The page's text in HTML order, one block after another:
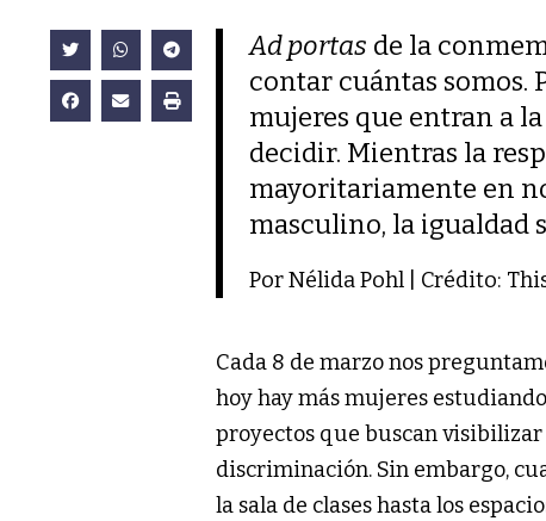
Ad portas de la
contar cuántas somos.
mujeres que entran a
decidir. Mientras la
mayoritariamente en
masculino, la igualdad
Por Nélida Pohl | Crédito:
Cada 8 de marzo nos
hoy hay más mujeres
proyectos que buscan visibilizar
discriminación. Sin embargo,
la sala de clases hasta los